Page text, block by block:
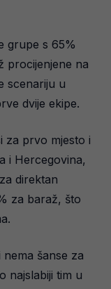
grupe s 65%
procijenjene na
scenariju u
dvije ekipe.
za prvo mjesto i
i Hercegovina,
direktan
za baraž, što
šanse za
najslabiji tim u